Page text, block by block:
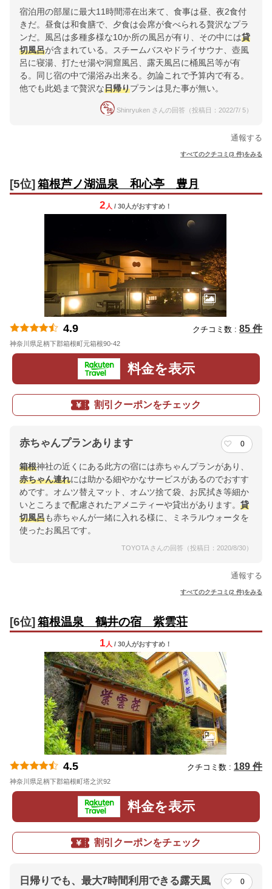
宿泊用の部屋に最大11時間滞在出来て、食事は昼、夜2食付
きだ。昼食は和食膳で、夕食は会席が食べられる贅沢なプラ
ンだ。風呂は多種多様な10か所の風呂が有り、その中には貸
切風呂が含まれている。スチームバスやドライサウナ、壺風
呂に寝湯、打たせ湯や洞窟風呂、露天風呂に桶風呂等が有
る。同じ宿の中で湯浴み出来る。勿論これで予算内で有る。
他でも此処まで贅沢な日帰りプランは見た事が無い。
Shinryuken さんの回答（投稿日：2022/7/ 5）
通報する
すべてのクチコミ(3 件)をみる
[5位] 箱根芦ノ湖温泉 和心亭 豊月
2 人 / 30人がおすすめ！
4.9 クチコミ数 : 85 件
神奈川県足柄下郡箱根町元箱根90-42
料金を表示
割引クーポンをチェック
赤ちゃんプランあります 0
箱根神社の近くにある此方の宿には赤ちゃんプランがあり、
赤ちゃん連れには助かる細やかなサービスがあるのでおすす
めです。オムツ替えマット、オムツ捨て袋、お尻拭き等細か
いところまで配慮されたアメニティーや貸出があります。 貸
切風呂も赤ちゃんが一緒に入れる様に、ミネラルウォータを
使ったお風呂です。
TOYOTA さんの回答（投稿日：2020/8/30）
通報する
すべてのクチコミ(2 件)をみる
[6位] 箱根温泉 鶴井の宿 紫雲荘
1 人 / 30人がおすすめ！
4.5 クチコミ数 : 189 件
神奈川県足柄下郡箱根町塔之沢92
料金を表示
割引クーポンをチェック
日帰りでも、最大7時間利用できる露天風
0